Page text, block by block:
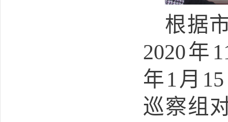
根据
2020年
年1 月 15
巡察组